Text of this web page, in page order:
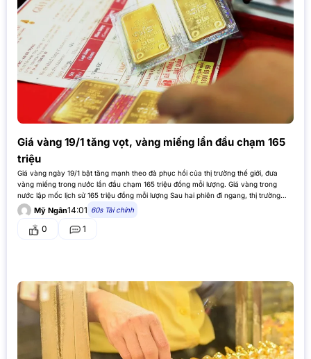
Giá vàng 19/1 tăng vọt, vàng miếng lần đầu chạm 165
triệu
Giá vàng ngày 19/1 bật tăng mạnh theo đà phục hồi của thị trường thế giới, đưa
vàng miếng trong nước lần đầu chạm 165 triệu đồng mỗi lượng. Giá vàng trong
nước lập mốc lịch sử 165 triệu đồng mỗi lượng Sau hai phiên đi ngang, thị trường
vàng…Mỹ Ngân14:01 60s Tài chính
0 1